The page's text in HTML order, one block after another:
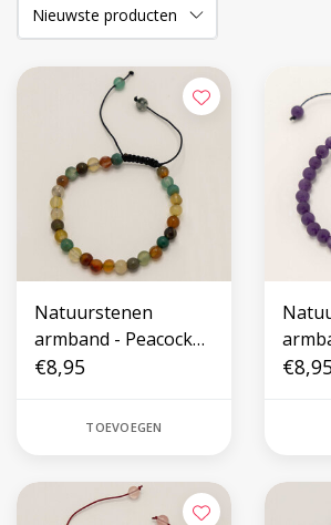
Natuurstenen
armband - Peacock
Stone
€8,95
TOEVOEGEN